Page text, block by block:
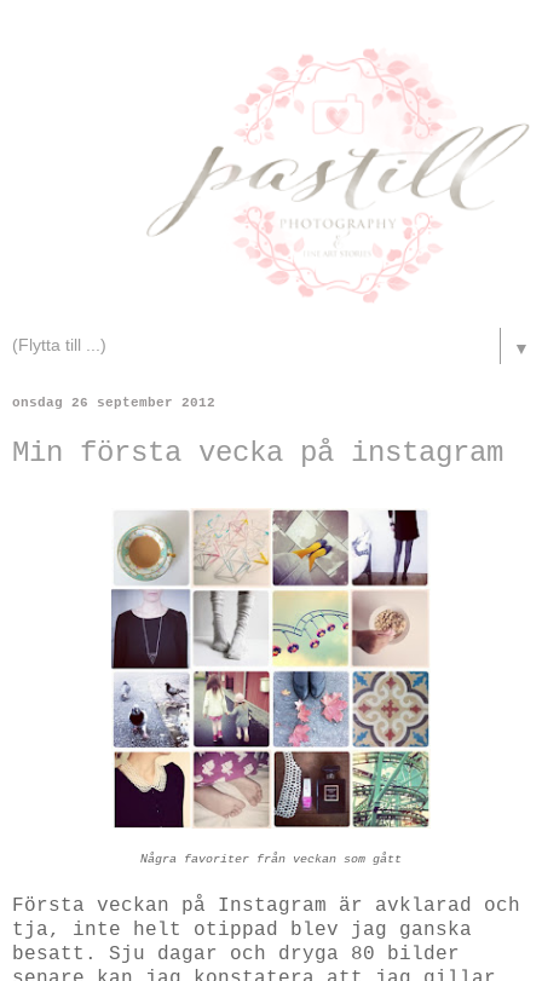
▼
onsdag 26 september 2012
Min första vecka på instagram
Några favoriter från veckan som gått
Första veckan på Instagram är avklarad och
tja, inte helt otippad blev jag ganska
besatt. Sju dagar och dryga 80 bilder